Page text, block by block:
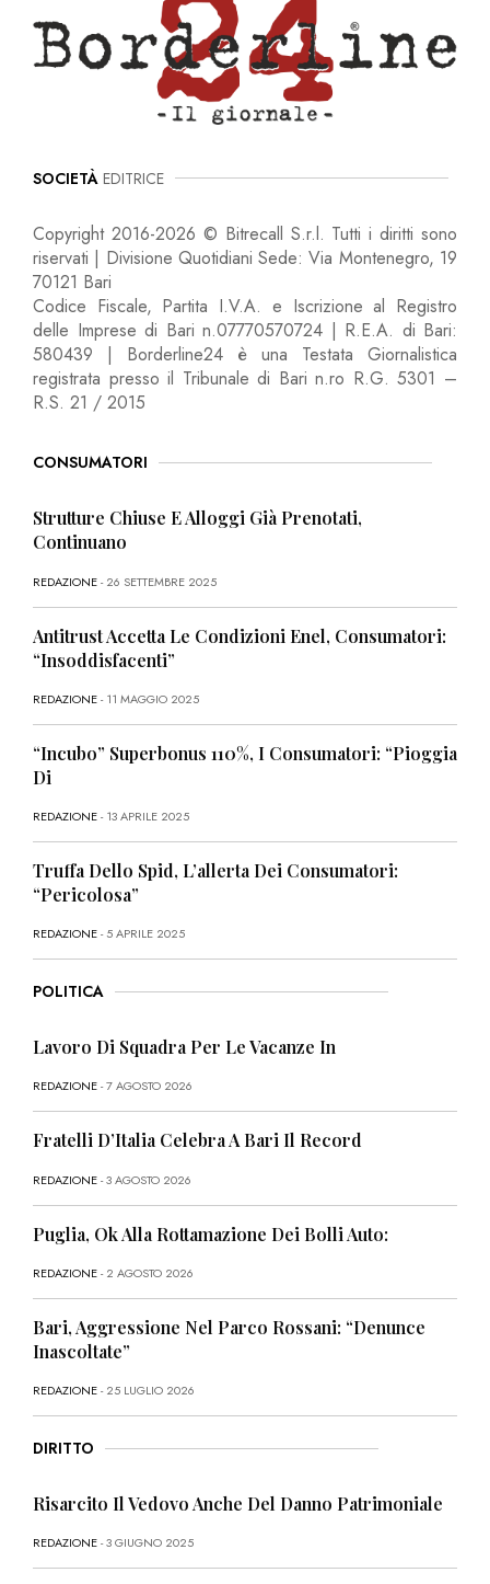
SOCIETÀ EDITRICE
Copyright 2016-2026 © Bitrecall S.r.l. Tutti i diritti sono
riservati | Divisione Quotidiani Sede: Via Montenegro, 19
70121 Bari
Codice Fiscale, Partita I.V.A. e Iscrizione al Registro
delle Imprese di Bari n.07770570724 | R.E.A. di Bari:
580439 | Borderline24 è una Testata Giornalistica
registrata presso il Tribunale di Bari n.ro R.G. 5301 –
R.S. 21 / 2015
CONSUMATORI
Strutture Chiuse E Alloggi Già Prenotati,
Continuano
REDAZIONE- 26 SETTEMBRE 2025
Antitrust Accetta Le Condizioni Enel, Consumatori:
“Insoddisfacenti”
REDAZIONE- 11 MAGGIO 2025
“Incubo” Superbonus 110%, I Consumatori: “Pioggia
Di
REDAZIONE- 13 APRILE 2025
Truffa Dello Spid, L’allerta Dei Consumatori:
“Pericolosa”
REDAZIONE- 5 APRILE 2025
POLITICA
Lavoro Di Squadra Per Le Vacanze In
REDAZIONE- 7 AGOSTO 2026
Fratelli D’Italia Celebra A Bari Il Record
REDAZIONE- 3 AGOSTO 2026
Puglia, Ok Alla Rottamazione Dei Bolli Auto:
REDAZIONE- 2 AGOSTO 2026
Bari, Aggressione Nel Parco Rossani: “Denunce
Inascoltate”
REDAZIONE- 25 LUGLIO 2026
DIRITTO
Risarcito Il Vedovo Anche Del Danno Patrimoniale
REDAZIONE- 3 GIUGNO 2025